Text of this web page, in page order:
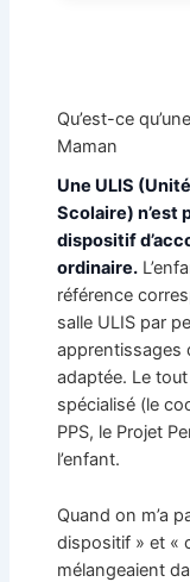
Qu’est-ce
Maman
Une ULIS
Scolaire) n’est
dispositif
ordinaire.
référence
salle ULIS par
apprentissages
adaptée. Le
spécialisé (le
PPS, le Projet
l’enfant.
Quand on m’a
dispositif » et «
mélangeaient